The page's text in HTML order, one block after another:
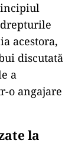
acestora,
discutată
a
o angajare
la